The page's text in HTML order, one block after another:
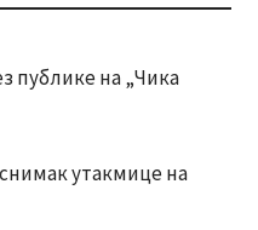
публике на „Чика
утакмице на